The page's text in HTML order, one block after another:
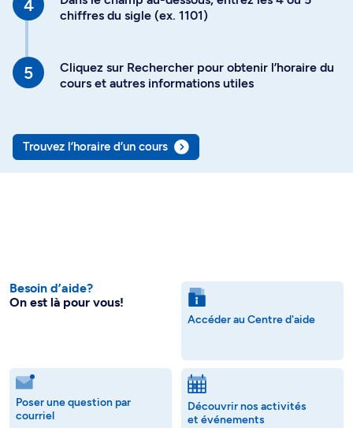
chiffres du sigle (ex. 1101)
Cliquez sur Rechercher pour obtenir l’horaire du
cours et autres informations utiles
Trouvez l’horaire d’un cours
Besoin d’aide?
On est là pour vous!
Accéder au Centre d'aide
Poser une question par
courriel
Découvrir nos activités
et événements